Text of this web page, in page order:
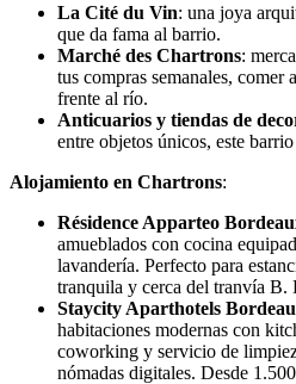
La Cité du Vin: una joya
que da fama al barrio.
Marché des Chartrons:
tus compras semanales, comer
frente al río.
Anticuarios y tiendas de
entre objetos únicos, este
Alojamiento en Chartrons:
Résidence Apparteo
amueblados con cocina
lavandería. Perfecto para
tranquila y cerca del tranvía B.
Staycity Aparthotels
habitaciones modernas con
coworking y servicio de
nómadas digitales. Desde